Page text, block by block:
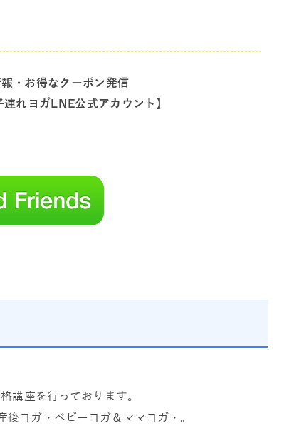
・お得なクーポン発信
れヨガLNE公式アカウント】
講座を行っております。
ヨガ・ベビーヨガ＆ママヨガ・。